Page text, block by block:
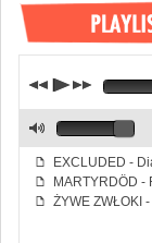
p
j k
f EXCLUDED -
f MARTYRDÖD -
f ŻYWE ZWŁOKI
M